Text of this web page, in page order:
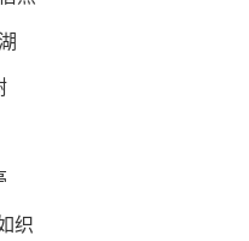
湖
织